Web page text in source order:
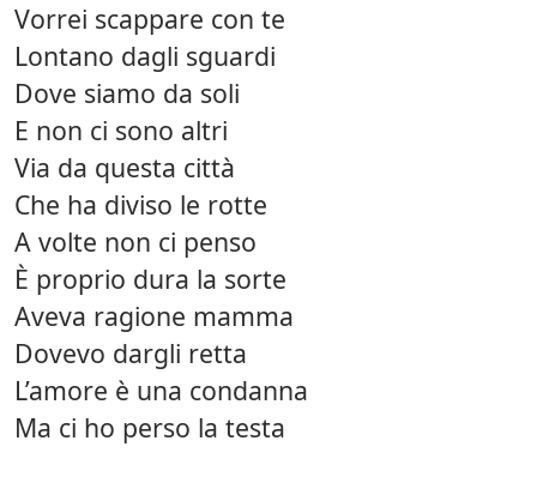
Vorrei scappare con te
Lontano dagli sguardi
Dove siamo da soli
E non ci sono altri
Via da questa città
Che ha diviso le rotte
A volte non ci penso
È proprio dura la sorte
Aveva ragione mamma
Dovevo dargli retta
L’amore è una condanna
Ma ci ho perso la testa